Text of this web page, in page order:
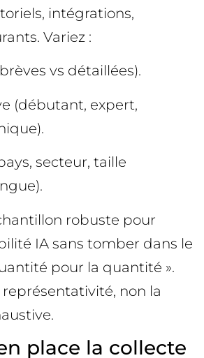
intégrations,
Variez :
vs détaillées).
(débutant, expert,
secteur, taille
robuste pour
IA sans tomber dans le
pour la quantité ».
représentativité, non la
place la collecte